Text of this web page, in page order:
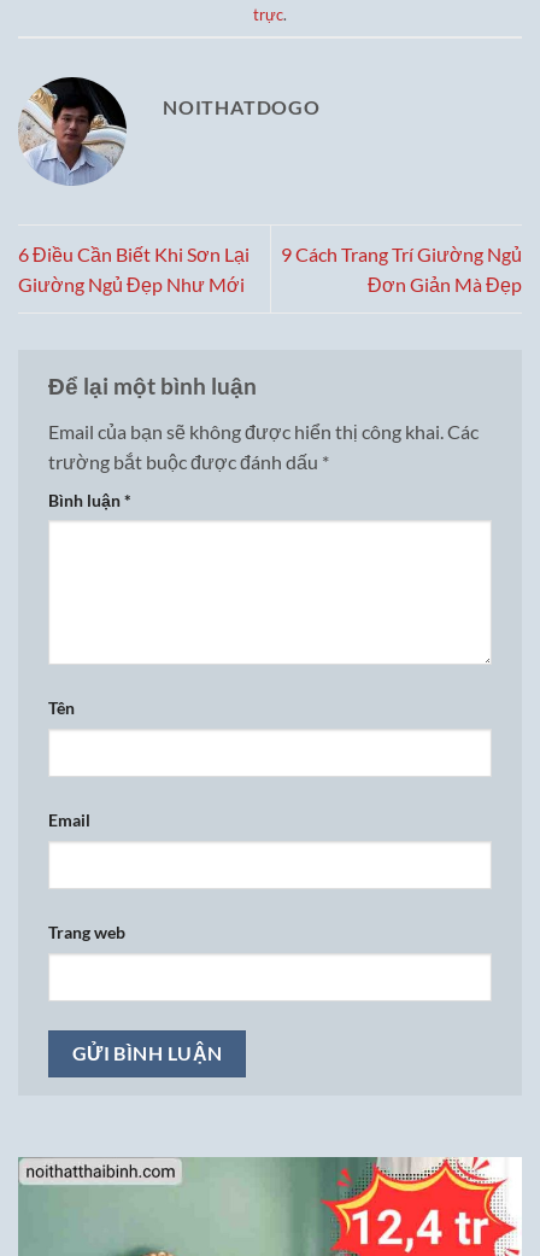
trực.
NOITHATDOGO
6 Điều Cần Biết Khi Sơn Lại
Giường Ngủ Đẹp Như Mới
9 Cách Trang Trí Giường Ngủ
Đơn Giản Mà Đẹp
Để lại một bình luận
Email của bạn sẽ không được hiển thị công khai. Các
trường bắt buộc được đánh dấu *
Bình luận*
Tên
Email
Trang web